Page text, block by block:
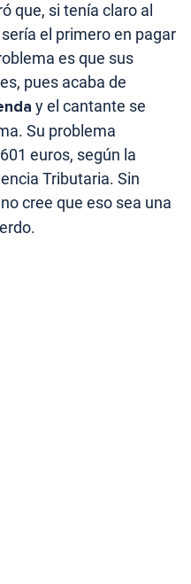
que, si tenía claro al
el primero en pagar
es que sus
pues acaba de
y el cantante se
Su problema
euros, según la
Tributaria. Sin
no cree que eso sea una